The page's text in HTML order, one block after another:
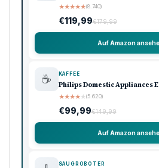
★★★★★(8.740)
€119,99€179,99
Auf Amazon
☕ KAFFEE
Philips Domestic Appliances
★★★★★(5.620)
€99,99€149,99
Auf Amazon
SAUGROBOTER